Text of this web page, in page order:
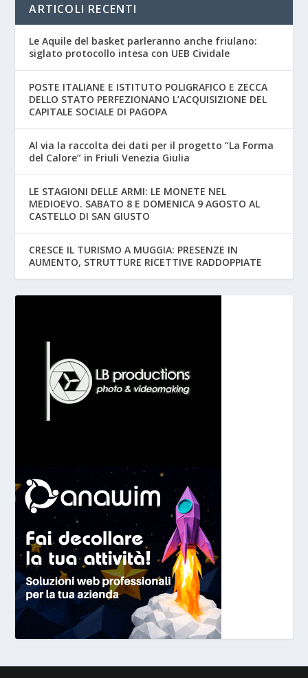
ARTICOLI RECENTI
Le Aquile del basket parleranno anche friulano:
siglato protocollo intesa con UEB Cividale
POSTE ITALIANE E ISTITUTO POLIGRAFICO E ZECCA
DELLO STATO PERFEZIONANO L’ACQUISIZIONE DEL
CAPITALE SOCIALE DI PAGOPA
Al via la raccolta dei dati per il progetto “La Forma
del Calore” in Friuli Venezia Giulia
LE STAGIONI DELLE ARMI: LE MONETE NEL
MEDIOEVO. SABATO 8 E DOMENICA 9 AGOSTO AL
CASTELLO DI SAN GIUSTO
CRESCE IL TURISMO A MUGGIA: PRESENZE IN
AUMENTO, STRUTTURE RICETTIVE RADDOPPIATE